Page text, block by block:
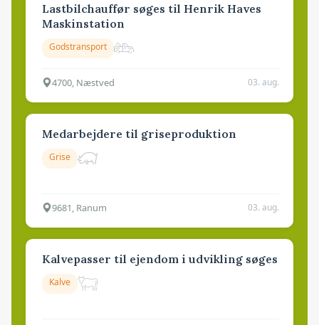
Lastbilchauffør søges til Henrik Haves
Maskinstation
Godstransport
4700, Næstved 03. aug.
Medarbejdere til griseproduktion
Grise
9681, Ranum 03. aug.
Kalvepasser til ejendom i udvikling søges
Kalve